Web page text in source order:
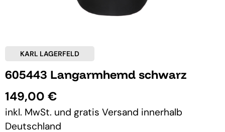
KARL LAGERFELD
605443 Langarmhemd schwarz
149,00 €
inkl. MwSt. und gratis Versand innerhalb
Deutschland